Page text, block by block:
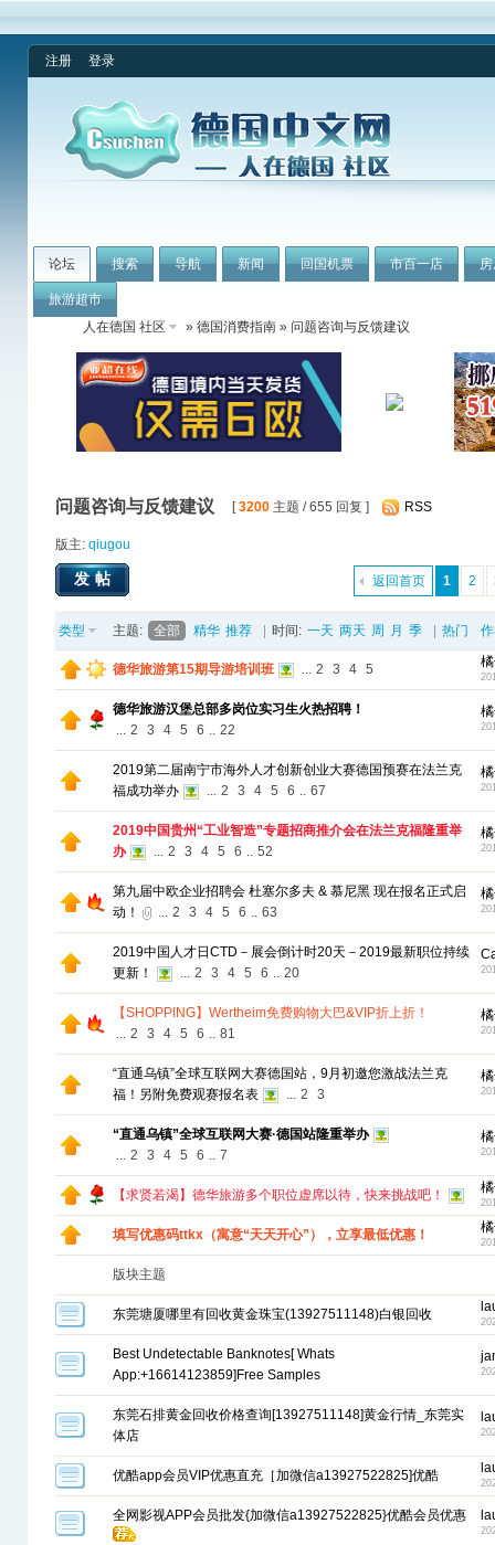
注册 登录
论坛 搜索 导航 新闻 回国机票 市百一店
旅游超市
人在德国 社区
» 德国消费指南 » 问题咨询与反馈建议
问题咨询与反馈建议 [3200 主题 / 655 回复 ] RSS
版主: qiugou
1 2
返回首页
发帖
类型 主题: 全部 精华 推荐 时间: 一天 两天 周 月 季 热门
德华旅游第15期导游培训班 ... 2 3 4 5
德华旅游汉堡总部多岗位实习生火热招聘！
... 2 3 4 5 6 .. 22
2019第二届南宁市海外人才创新创业大赛德国预赛在法兰克
福成功举办
... 2 3 4 5 6 .. 67
2019中国贵州“工业智造”专题招商推介会在法兰克福隆重举
办
... 2 3 4 5 6 .. 52
第九届中欧企业招聘会 杜塞尔多夫 & 慕尼黑 现在报名正式启
动！
... 2 3 4 5 6 .. 63
2019中国人才日CTD－展会倒计时20天－2019最新职位持续
更新！
... 2 3 4 5 6 .. 20
【SHOPPING】Wertheim免费购物大巴&VIP折上折！
... 2 3 4 5 6 .. 81
“直通乌镇”全球互联网大赛德国站，9月初邀您激战法兰克
福！另附免费观赛报名表
... 2 3
“直通乌镇”全球互联网大赛·德国站隆重举办
... 2 3 4 5 6 .. 7
【求贤若渴】德华旅游多个职位虚席以待，快来挑战吧！
填写优惠码ttkx（寓意“天天开心”），立享最低优惠！
版块主题
东莞塘厦哪里有回收黄金珠宝(13927511148)白银回收
Best Undetectable Banknotes[ Whats
App:+16614123859]Free Samples
东莞石排黄金回收价格查询[13927511148]黄金行情_东莞实
体店
优酷app会员VIP优惠直充［加微信a13927522825]优酷
全网影视APP会员批发{加微信a13927522825}优酷会员优惠